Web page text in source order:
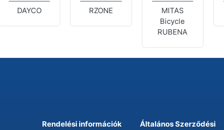
DAYCO RZONE
MITAS
Bicycle
RUBENA
Rendelési információk
Általános Szerződési